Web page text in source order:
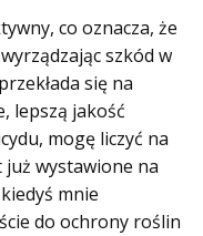
co oznacza, że
szkód w
się na
lepszą jakość
mogę liczyć na
wystawione na
mnie
do ochrony roślin